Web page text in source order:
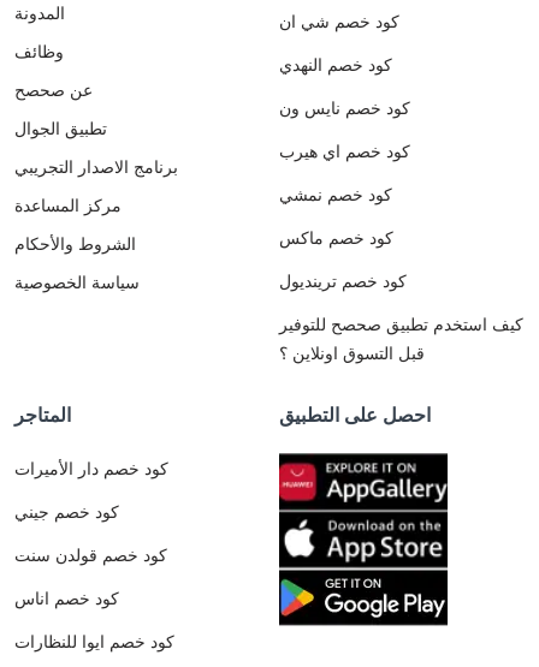
المدونة
وظائف
عن صحصح
تطبيق الجوال
برنامج الاصدار التجريبي
مركز المساعدة
الشروط والأحكام
سياسة الخصوصية
كود خصم شي ان
كود خصم النهدي
كود خصم نايس ون
كود خصم اي هيرب
كود خصم نمشي
كود خصم ماكس
كود خصم ترينديول
كيف استخدم تطبيق صحصح للتوفير
قبل التسوق اونلاين ؟
المتاجر
كود خصم دار الأميرات
كود خصم جيني
كود خصم قولدن سنت
كود خصم اناس
كود خصم ايوا للنظارات
احصل على التطبيق